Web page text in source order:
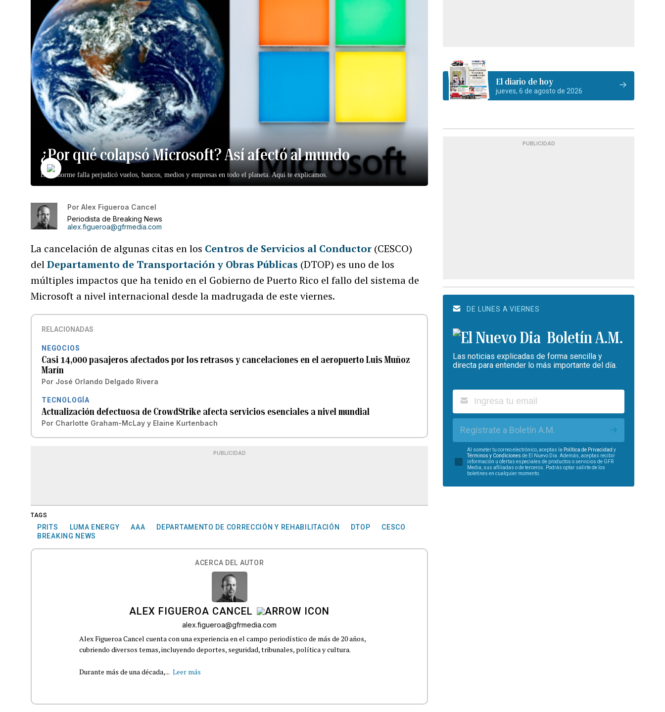
¿Por qué colapsó Microsoft? Así afectó al mundo
Esta enorme falla perjudicó vuelos, bancos, medios y empresas en todo el planeta. Aquí te explicamos.
Por Alex Figueroa Cancel
Periodista de Breaking News
alex.figueroa@gfrmedia.com
La cancelación de algunas citas en los Centros de Servicios al Conductor (CESCO)
delDepartamento de Transportación y Obras Públicas (DTOP) es uno de los
múltiples impactos que ha tenido en el Gobierno de Puerto Rico el fallo del sistema de
Microsoft a nivel internacional desde la madrugada de este viernes.
RELACIONADAS
NEGOCIOS
Casi 14,000 pasajeros afectados por los retrasos y cancelaciones en el aeropuerto Luis Muñoz
Marín
Por José Orlando Delgado Rivera
TECNOLOGÍA
Actualización defectuosa de CrowdStrike afecta servicios esenciales a nivel mundial
Por Charlotte Graham-McLay y Elaine Kurtenbach
PUBLICIDAD
TAGS
PRITS LUMA ENERGY AAA DEPARTAMENTO DE CORRECCIÓN Y REHABILITACIÓN DTOP
CESCO
BREAKING NEWS
ACERCA DEL AUTOR
ALEX FIGUEROA CANCEL
alex.figueroa@gfrmedia.com
Alex Figueroa Cancel cuenta con una experiencia en el campo periodístico de más de 20 años,
cubriendo diversos temas, incluyendo deportes, seguridad, tribunales, política y cultura.
Durante más de una década,... Leer más
El diario de hoy
jueves, 6 de agosto de 2026
PUBLICIDAD
DE LUNES A VIERNES
Boletín A.M.
Las noticias explicadas de forma sencilla y
directa para entender lo más importante del día.
Regístrate a Boletín A.M.
Al someter tu correo electrónico, aceptas la Política de Privacidad y
Términos y Condiciones de El Nuevo Día. Además, aceptas recibir
información u ofertas especiales de productos o servicios de GFR
Media, sus afiliadas o de terceros. Podrás optar salirte de los
boletines en cualquier momento.